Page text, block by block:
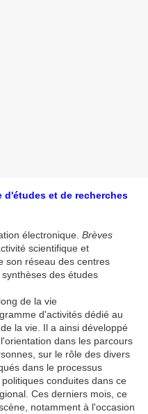
et de recherches
électronique. Brèves
scientifique et
son réseau des centres
des études
de la vie
d'activités dédié au
la vie. Il a ainsi développé
dans les parcours
sur le rôle des divers
dans le processus
conduites dans ce
Ces derniers mois, ce
notamment à l'occasion